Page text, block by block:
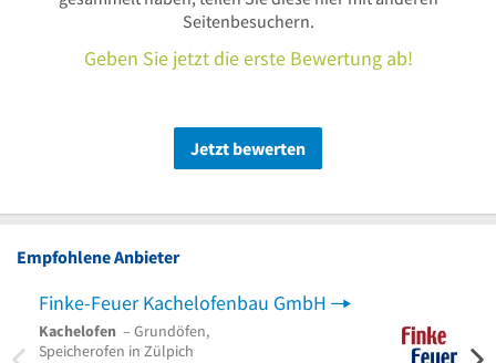
Seitenbesuchern.
Geben Sie jetzt die erste Bewertung ab!
Jetzt bewerten
Empfohlene Anbieter
Finke-Feuer Kachelofenbau GmbH
Kachelofen – Grundöfen,
Speicherofen in Zülpich